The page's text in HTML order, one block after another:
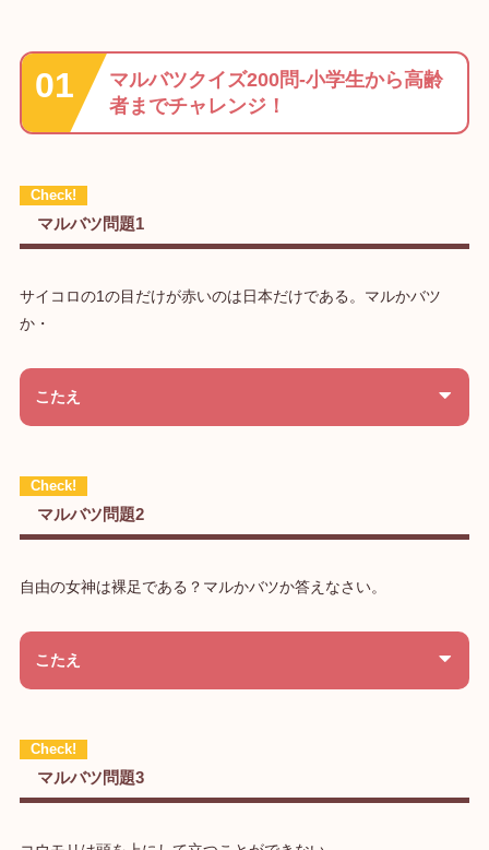
マルバツクイズ200問-小学生から高齢
者までチャレンジ！
マルバツ問題1
サイコロの1の目だけが赤いのは日本だけである。マルかバツ
か・
こたえ
マルバツ問題2
自由の女神は裸足である？マルかバツか答えなさい。
こたえ
マルバツ問題3